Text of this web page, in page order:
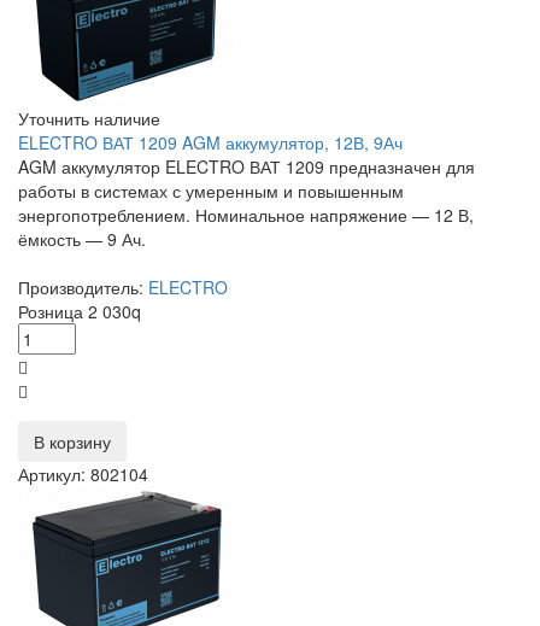
Уточнить наличие
ELECTRO ВАТ 1209 AGM аккумулятор, 12В, 9Ач
AGM аккумулятор ELECTRO ВАТ 1209 предназначен для
работы в системах с умеренным и повышенным
энергопотреблением. Номинальное напряжение — 12 В,
ёмкость — 9 Ач.
Производитель: ELECTRO
Розница 2 030q
В корзину
Артикул: 802104